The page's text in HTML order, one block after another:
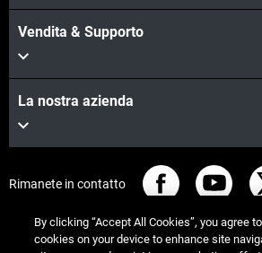
Vendita & Supporto
La nostra azienda
Rimanete in contatto
By clicking “Accept All Cookies”, you agree
cookies on your device to enhance site